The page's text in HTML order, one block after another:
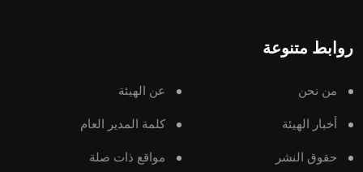
روابط متنوعة
من نحن عن الهيئة
أخبار الهيئة كلمة المدير العام
حقوق النشر مواقع ذات صلة